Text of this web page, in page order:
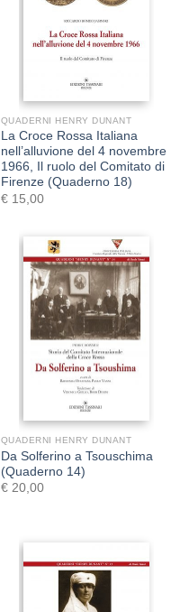
QUADERNI HENRY DUNANT
La Croce Rossa Italiana
nell’alluvione del 4 novembre
1966, Il ruolo del Comitato di
Firenze (Quaderno 18)
€ 15,00
QUADERNI HENRY DUNANT
Da Solferino a Tsouschima
(Quaderno 14)
€ 20,00